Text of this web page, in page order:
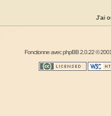
J'ai
Fonctionne avecphpBB2.0.22 ©